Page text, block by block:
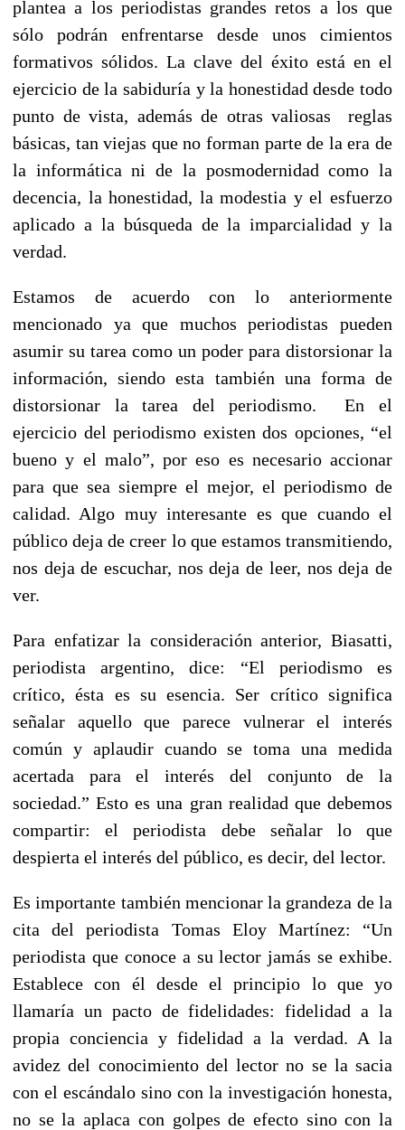
plantea a los periodistas grandes retos a los que
sólo podrán enfrentarse desde unos cimientos
formativos sólidos. La clave del éxito está en el
ejercicio de la sabiduría y la honestidad desde todo
punto de vista, además de otras valiosas reglas
básicas, tan viejas que no forman parte de la era de
la informática ni de la posmodernidad como la
decencia, la honestidad, la modestia y el esfuerzo
aplicado a la búsqueda de la imparcialidad y la
verdad.
Estamos de acuerdo con lo anteriormente
mencionado ya que muchos periodistas pueden
asumir su tarea como un poder para distorsionar la
información, siendo esta también una forma de
distorsionar la tarea del periodismo. En el
ejercicio del periodismo existen dos opciones, “el
bueno y el malo”, por eso es necesario accionar
para que sea siempre el mejor, el periodismo de
calidad. Algo muy interesante es que cuando el
público deja de creer lo que estamos transmitiendo,
nos deja de escuchar, nos deja de leer, nos deja de
ver.
Para enfatizar la consideración anterior, Biasatti,
periodista argentino, dice: “El periodismo es
crítico, ésta es su esencia. Ser crítico significa
señalar aquello que parece vulnerar el interés
común y aplaudir cuando se toma una medida
acertada para el interés del conjunto de la
sociedad.” Esto es una gran realidad que debemos
compartir: el periodista debe señalar lo que
despierta el interés del público, es decir, del lector.
Es importante también mencionar la grandeza de la
cita del periodista Tomas Eloy Martínez: “Un
periodista que conoce a su lector jamás se exhibe.
Establece con él desde el principio lo que yo
llamaría un pacto de fidelidades: fidelidad a la
propia conciencia y fidelidad a la verdad. A la
avidez del conocimiento del lector no se la sacia
con el escándalo sino con la investigación honesta,
no se la aplaca con golpes de efecto sino con la